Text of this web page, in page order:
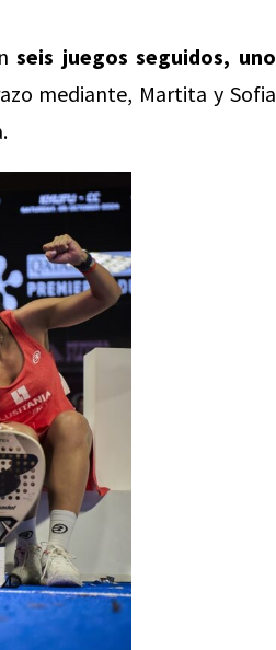
seis juegos seguidos, uno
mediante, Martita y Sofia